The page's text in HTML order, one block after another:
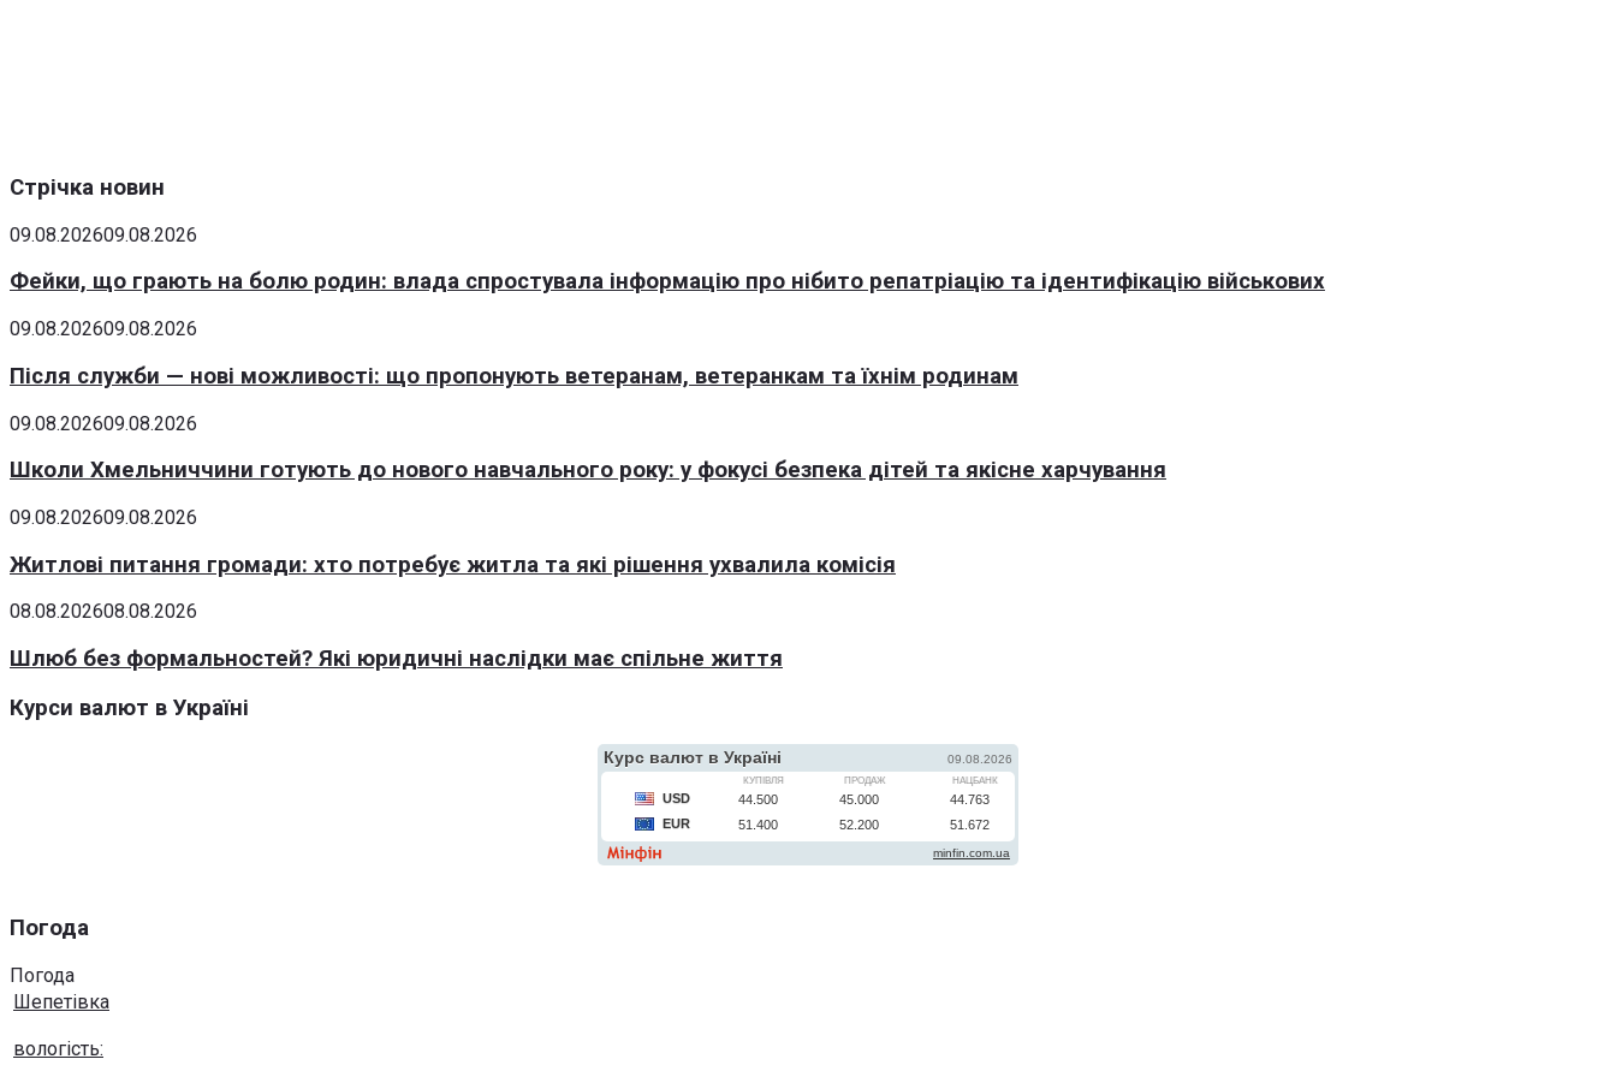
Стрічка новин
09.08.202609.08.2026
Фейки, що грають на болю родин: влада спростувала інформацію про нібито репатріацію та ідентифікацію військових
09.08.202609.08.2026
Після служби — нові можливості: що пропонують ветеранам, ветеранкам та їхнім родинам
09.08.202609.08.2026
Школи Хмельниччини готують до нового навчального року: у фокусі безпека дітей та якісне харчування
09.08.202609.08.2026
Житлові питання громади: хто потребує житла та які рішення ухвалила комісія
08.08.202608.08.2026
Шлюб без формальностей? Які юридичні наслідки має спільне життя
Курси валют в Україні
Погода
Погода
Шепетівка
вологість: